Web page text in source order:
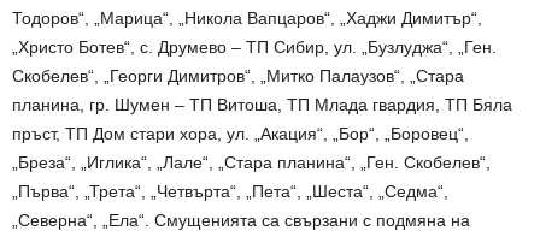
Тодоров“, „Марица“, „Никола Вапцаров“, „Хаджи Димитър“,
„Христо Ботев“, с. Друмево – ТП Сибир, ул. „Бузлуджа“, „Ген.
Скобелев“, „Георги Димитров“, „Митко Палаузов“, „Стара
планина, гр. Шумен – ТП Витоша, ТП Млада гвардия, ТП Бяла
пръст, ТП Дом стари хора, ул. „Акация“, „Бор“, „Боровец“,
„Бреза“, „Иглика“, „Лале“, „Стара планина“, „Ген. Скобелев“,
„Първа“, „Трета“, „Четвърта“, „Пета“, „Шеста“, „Седма“,
„Северна“, „Ела“. Смущенията са свързани с подмяна на